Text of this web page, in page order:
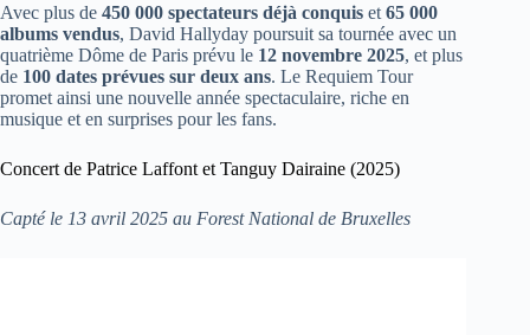
Avec plus de 450 000 spectateurs déjà conquis et 65 000
albums vendus, David Hallyday poursuit sa tournée avec un
quatrième Dôme de Paris prévu le 12 novembre 2025, et plus
de 100 dates prévues sur deux ans. Le Requiem Tour
promet ainsi une nouvelle année spectaculaire, riche en
musique et en surprises pour les fans.
Concert de Patrice Laffont et Tanguy Dairaine (2025)
Capté le 13 avril 2025 au Forest National de Bruxelles